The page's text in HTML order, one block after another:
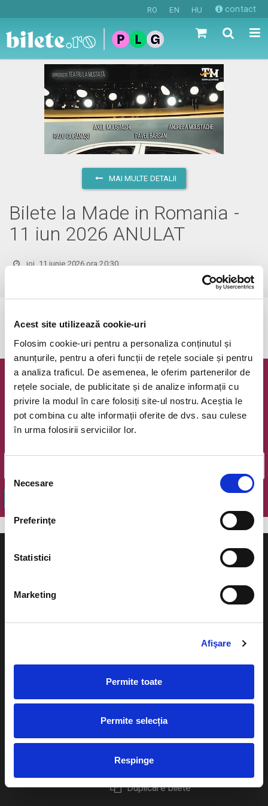
Acest site utilizează cookie-uri
Folosim cookie-uri pentru a personaliza conținutul și
anunțurile, pentru a oferi funcții de rețele sociale și pentru
a analiza traficul. De asemenea, le oferim partenerilor de
rețele sociale, de publicitate și de analize informații cu
privire la modul în care folosiți site-ul nostru. Aceștia le
pot combina cu alte informații oferite de dvs. sau culese
în urma folosirii serviciilor lor.
consimțământului
Necesare
Preferinţe
Statistici
Marketing
Afişare
Permite toate
Permite selecția
Respinge
RO EN HU contact
MAI MULTE DETALII
Bilete la Made in Romania -
11 iun 2026 ANULAT
joi, 11 iunie 2026 ora 20:30
Evenimentul a expirat.
Newsletter @ Bilete.ro
Oferte exclusive si o editie saptamanala cu cele mai noi
evenimente.
Cum comand bilete?
Plata online sau cash
eBilet printat acasa
Livrare prin curier
Returnare bilete
Duplicare bilete
Evenimente
festivaluri
Pentru copii